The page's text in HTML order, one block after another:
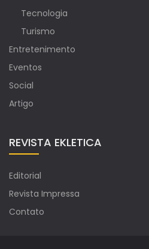
Tecnologia
Turismo
Entretenimento
Eventos
Social
Artigo
REVISTA EKLETICA
Editorial
Revista Impressa
Contato